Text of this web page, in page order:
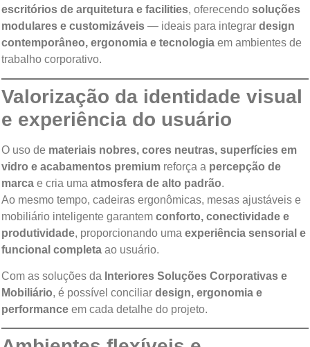
escritórios de arquitetura e facilities, oferecendo soluções
modulares e customizáveis — ideais para integrar design
contemporâneo, ergonomia e tecnologia em ambientes de
trabalho corporativo.
Valorização da identidade visual
e experiência do usuário
O uso de materiais nobres, cores neutras, superfícies em
vidro e acabamentos premium reforça a percepção de
marca e cria uma atmosfera de alto padrão.
Ao mesmo tempo, cadeiras ergonômicas, mesas ajustáveis e
mobiliário inteligente garantem conforto, conectividade e
produtividade, proporcionando uma experiência sensorial e
funcional completa ao usuário.
Com as soluções da Interiores Soluções Corporativas e
Mobiliário, é possível conciliar design, ergonomia e
performance em cada detalhe do projeto.